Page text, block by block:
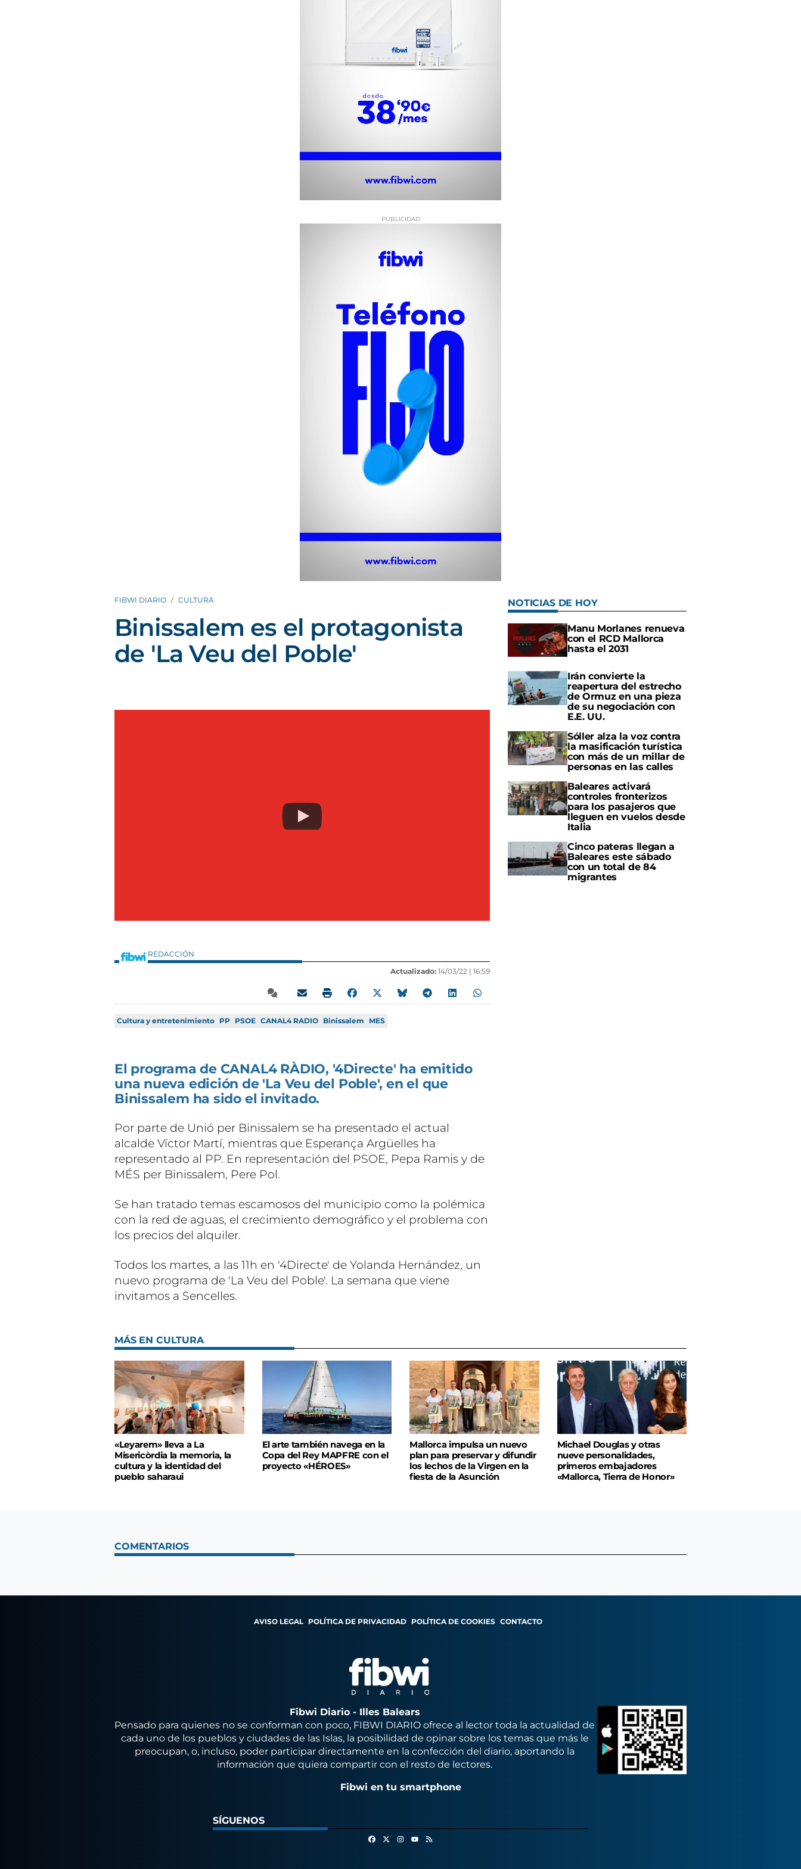
FIBWI DIARIO CULTURA
Binissalem es el protagonista
de 'La Veu del Poble'
REDACCIÓN
Actualizado: 14/03/22 | 16:59
Cultura y entretenimiento PP PSOE CANAL4 RADIO Binissalem MES
El programa de CANAL4 RÀDIO, '4Directe' ha emitido
una nueva edición de 'La Veu del Poble', en el que
Binissalem ha sido el invitado.
Por parte de Unió per Binissalem se ha presentado el actual
alcalde Víctor Martí, mientras que Esperança Argüelles ha
representado al PP. En representación del PSOE, Pepa Ramis y de
MÉS per Binissalem, Pere Pol.
Se han tratado temas escamosos del municipio como la polémica
con la red de aguas, el crecimiento demográfico y el problema con
los precios del alquiler.
Todos los martes, a las 11h en '4Directe' de Yolanda Hernández, un
nuevo programa de 'La Veu del Poble'. La semana que viene
invitamos a Sencelles.
NOTICIAS DE HOY
Manu Morlanes renueva
con el RCD Mallorca
hasta el 2031
Irán convierte la
reapertura del estrecho
de Ormuz en una pieza
de su negociación con
E.E. UU.
Sóller alza la voz contra
la masificación turística
con más de un millar de
personas en las calles
Baleares activará
controles fronterizos
para los pasajeros que
lleguen en vuelos desde
Italia
Cinco pateras llegan a
Baleares este sábado
con un total de 84
migrantes
MÁS EN CULTURA
«Leyarem» lleva a La
Misericòrdia la memoria, la
cultura y la identidad del
pueblo saharaui
El arte también navega en la
Copa del Rey MAPFRE con el
proyecto «HÉROES»
Mallorca impulsa un nuevo
plan para preservar y difundir
los lechos de la Virgen en la
fiesta de la Asunción
Michael Douglas y otras
nueve personalidades,
primeros embajadores
«Mallorca, Tierra de Honor»
COMENTARIOS
AVISO LEGAL POLÍTICA DE PRIVACIDAD POLÍTICA DE COOKIES CONTACTO
Fibwi Diario - Illes Balears
Pensado para quienes no se conforman con poco, FIBWI DIARIO ofrece al lector toda la actualidad de
cada uno de los pueblos y ciudades de las Islas, la posibilidad de opinar sobre los temas que más le
preocupan, o, incluso, poder participar directamente en la confección del diario, aportando la
información que quiera compartir con el resto de lectores.
Fibwi en tu smartphone
SÍGUENOS
FacebookInstagram